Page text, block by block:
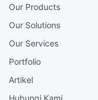
Our Products
Our Solutions
Our Services
Portfolio
Artikel
Hubungi Kami